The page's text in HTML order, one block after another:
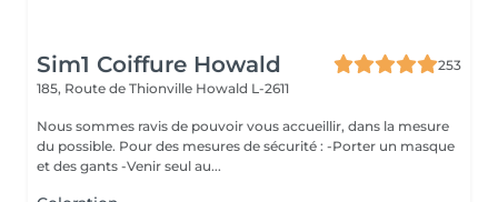
Sim1 Coiffure Howald
253
185, Route de Thionville Howald L-2611
Nous sommes ravis de pouvoir vous accueillir, dans la mesure
du possible. Pour des mesures de sécurité : -Porter un masque
et des gants -Venir seul au...